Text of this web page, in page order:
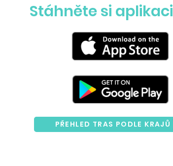
Stáhněte si aplikaci
PŘEHLED TRAS PODLE KRAJŮ